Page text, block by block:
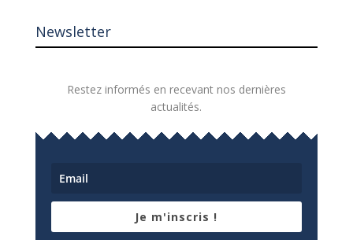
Newsletter
Restez informés en recevant nos dernières
actualités.
Je m'inscris !